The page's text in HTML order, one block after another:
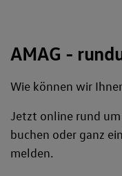
AMAG -
Wie können wir
Jetzt online rund um
buchen oder ganz
melden.